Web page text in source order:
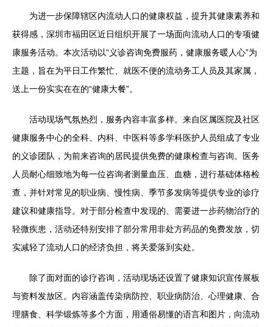
为进一步保障辖区内流动人口的健康权益，提升其健康素养和
获得感，深圳市福田区近日组织开展了一场面向流动人口的专项健
康服务活动。本次活动以“义诊咨询免费服药，健康服务暖人心”为
主题，旨在为平日工作繁忙、就医不便的流动务工人员及其家属，
送上一份实实在在的“健康大餐”。
活动现场气氛热烈，服务内容丰富多样。来自区属医院及社区
健康服务中心的全科、内科、中医科等多学科医护人员组成了专业
的义诊团队，为前来咨询的居民提供免费的健康检查与咨询。医务
人员耐心细致地为每一位咨询者测量血压、血糖，进行基础体格检
查，并针对常见的职业病、慢性病、季节多发病等提供专业的诊疗
建议和健康指导。对于部分检查中发现的、需要进一步药物治疗的
轻微疾患，活动还特别安排了部分常用非处方药品的免费发放，切
实减轻了流动人口的经济负担，将关爱落到实处。
除了面对面的诊疗咨询，活动现场还设置了健康知识宣传展板
与资料发放区。内容涵盖传染病防控、职业病防治、心理健康、合
理膳食、科学锻炼等多个方面，用通俗易懂的语言和图片，向流动